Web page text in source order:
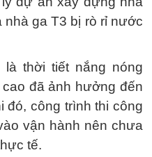
nhà ga T3 bị rò rỉ nước
thời tiết nắng nóng
đã ảnh hưởng đến
đó, công trình thi công
vận hành nên chưa
tế.